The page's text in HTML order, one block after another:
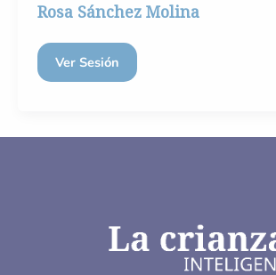
Rosa Sánchez Molina
Ver Sesión